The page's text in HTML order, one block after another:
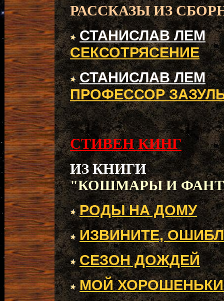
РАССКАЗЫ ИЗ
СТАНИСЛАВ ЛЕМ
СЕКСОТРЯСЕНИЕ
СТАНИСЛАВ ЛЕМ
ПРОФЕССОР
СТИВЕН КИНГ
ИЗ КНИГИ
"КОШМАРЫ И
РОДЫ НА ДОМУ
ИЗВИНИТЕ,
СЕЗОН ДОЖДЕЙ
МОЙ